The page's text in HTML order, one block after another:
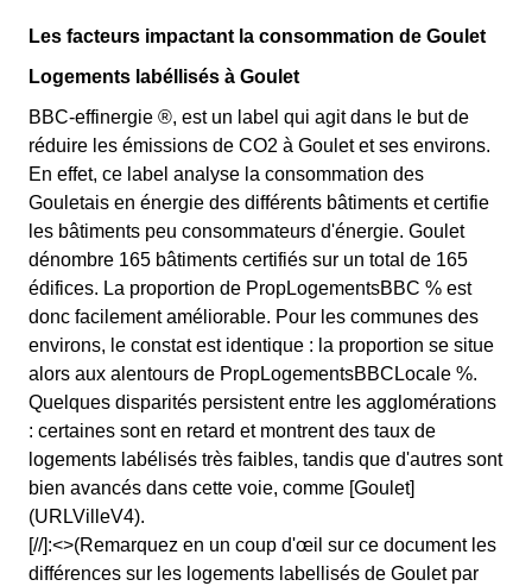
Les facteurs impactant la consommation de Goulet
Logements labéllisés à Goulet
BBC-effinergie ®, est un label qui agit dans le but de
réduire les émissions de CO2 à Goulet et ses environs.
En effet, ce label analyse la consommation des
Gouletais en énergie des différents bâtiments et certifie
les bâtiments peu consommateurs d'énergie. Goulet
dénombre 165 bâtiments certifiés sur un total de 165
édifices. La proportion de PropLogementsBBC % est
donc facilement améliorable. Pour les communes des
environs, le constat est identique : la proportion se situe
alors aux alentours de PropLogementsBBCLocale %.
Quelques disparités persistent entre les agglomérations
: certaines sont en retard et montrent des taux de
logements labélisés très faibles, tandis que d'autres sont
bien avancés dans cette voie, comme [Goulet]
(URLVilleV4).
[//]:<>(Remarquez en un coup d'œil sur ce document les
différences sur les logements labellisés de Goulet par